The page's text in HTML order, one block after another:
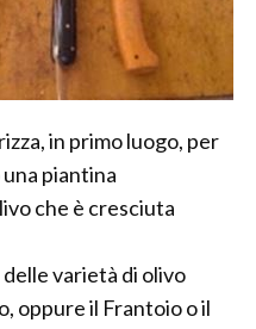
in primo luogo, per
piantina
che è cresciuta
varietà di olivo
oppure il Frantoio o il